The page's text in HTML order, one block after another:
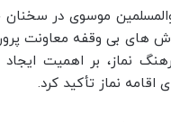
موسوی در سخنان
های بی وقفه معاونت
نماز، بر اهمیت
اقامه نماز تأکید کرد.